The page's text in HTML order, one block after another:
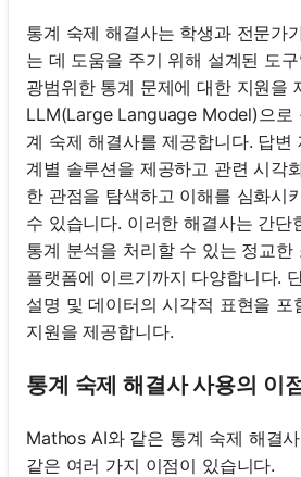
통계 숙제 해결사는 학생과 전문가
는 데 도움을 주기 위해 설계된 도
광범위한 통계 문제에 대한 지원을
LLM(Large Language Model)으로
계 숙제 해결사를 제공합니다. 답변
계별 솔루션을 제공하고 관련 시각
한 관점을 탐색하고 이해를 심화시
수 있습니다. 이러한 해결사는 간단
통계 분석을 처리할 수 있는 정교한
플랫폼에 이르기까지 다양합니다.
설명 및 데이터의 시각적 표현을 포
지원을 제공합니다.
통계 숙제 해결사 사용의 이
Mathos AI와 같은 통계 숙제 해결
같은 여러 가지 이점이 있습니다.